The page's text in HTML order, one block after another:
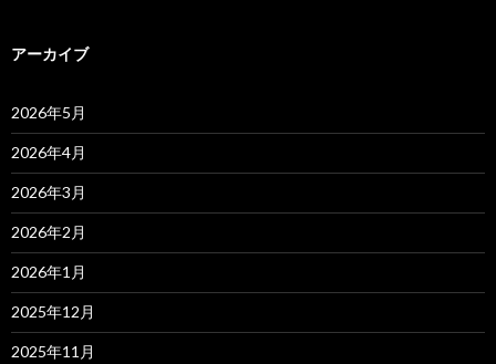
アーカイブ
2026年5月
2026年4月
2026年3月
2026年2月
2026年1月
2025年12月
2025年11月